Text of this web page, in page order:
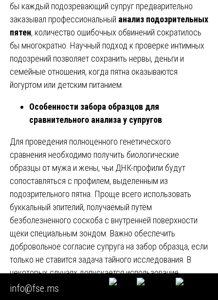
бы каждый подозревающий супруг предварительно
заказывал профессиональный анализ подозрительных
пятен, количество ошибочных обвинений сократилось
бы многократно. Научный подход к проверке интимных
подозрений позволяет сохранить нервы, деньги и
семейные отношения, когда пятна оказываются
йогуртом или детским питанием.
Особенности забора образцов для
сравнительного анализа у супругов
Для проведения полноценного генетического
сравнения необходимо получить биологические
образцы от мужа и жены, чьи ДНК-профили будут
сопоставляться с профилем, выделенным из
подозрительного пятна. Проще всего использовать
буккальный эпителий, получаемый путём
безболезненного соскоба с внутренней поверхности
щеки специальным зондом. Важно обеспечить
добровольное согласие супруга на забор образца, если
только не ставится задача тайного исследования. В
некоторых случаях допускается использование
альтернативных источников ДНК, например, волос с
info@fse.ms